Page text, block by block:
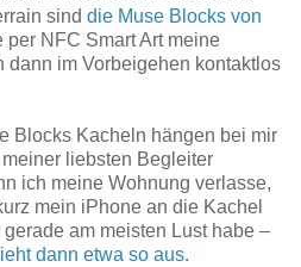
sind die Muse Blocks von
NFC Smart Art meine
dann im Vorbeigehen kontaktlos
Blocks Kacheln hängen bei mir
liebsten Begleiter
ich meine Wohnung verlasse,
mein iPhone an die Kachel
am meisten Lust habe –
dann etwa so aus.